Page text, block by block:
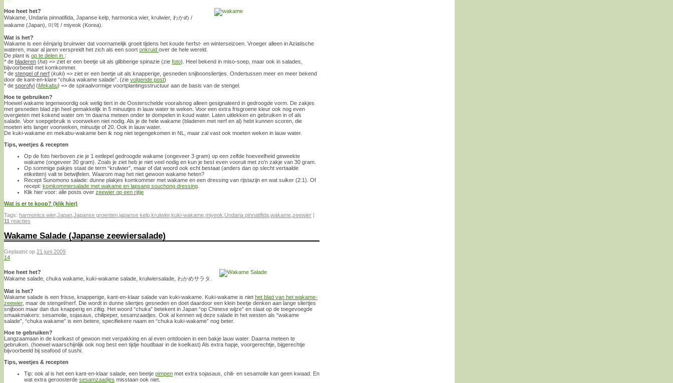
Hoe heet het?
Wakame, Undaria pinnatifida, Japanse kelp, harmonica wier, krulwier, わかめ /
wakame (Japan), 미역 / miyeok (Korea).
Wat is het?
Wakame is een éénjarig bruinwier dat voornamelijk groeit tijdens het koude herfst- en winterseizoen. Vroeger alleen in Aziatische
wateren, maar al jaren verspreidt het zich als een soort onkruid over de hele wereld.
De plant is op te delen in :
* de bladeren (ha) => ziet er een beetje uit als glibberige spinazie (zie foto). Heel bekend in miso-soep, maar ook in salades,
bijvoorbeeld met komkommer.
* de stengel of nerf (kuki) => ziet er een beetje uit als knapperige, gesneden snijboonsliertjes. Ondertussen meer en meer bekend
door de kant-en-klare “chuka wakame salade”. (zie volgende post)
* de sporofyl (Mekabu) => de spiraalvormige voortplantingsstructuur aan de basis van de stengel.
Hoe te gebruiken?
Hoewel wakame tegenwoordig ook welig tiert in de Oosterschelde vooralsnog alleen gesignaleerd in gedroogde vorm. De zakjes
met gesneden blad zijn heel gemakkelijk in 5 minuutjes in lauw water te weken. Voor een extra frisgroene kleur ook nog even
overgieten met kokend water om ‘m daarna meteen onder te dompelen in koud water. Laten uitlekken en gebruiken in of als
salade. Voor soepgebruik is voorweken niet nodig. Als je de hele wakame (bladeren met nerf en al) hebt kunnen scoren, die
moeten iets langer voorweken, minuutje of 20. Ook in lauw water.
De kuki-wakame en mekabu-wakame ben ik nog niet tegengekomen in NL, maar zal vast ook moeten weken in lauw water.
Tips, weetjes & recepten
Op de foto hierboven zie je 1 eetlepel gedroogde wakame (ongeveer 3 gram) op een zelfde hoeveelheid geweekte
wakame (ongeveer 30 gram). Zoals je ziet heb je niet veel nodig en kun je best even vooruit met zo’n zakje van 30 gram.
Op sommige pakjes staat de term “krulwier”, maar of dat woord ook echt bestaat (anders dan op slecht vertaalde
etiketten) valt te betwijfelen. Waarom mag het niet gewoon wakame heten?
Recept Sunomono salade: dunne plakjes komkommer met wakame en een dressing van rijstazijn en wat suiker (2:1). Of
recept: komkommersalade met wakame en lapsang souchong dressing
Klik hier voor: alle posts over zeewier op een rijtje
Wat is er te koop? (klik hier)
Tags: harmonica wier,Japan Japanse groenten japanse kelp krulwier,kuki-wakame miyeok Undaria pinnatifida wakame zeewier |
11 reacties
Wakame Salade (Japanse zeewiersalade)
Geplaatst op 21 juni 2009
14
Hoe heet het?
Wakame salade, chuka wakame, kuki-wakame salade, krulwiersalade, わかめサラタ.
Wat is het?
Wakame salade is een frisse, knapperige, kant-en-klaar salade van kuki-wakame. Kuki-wakame is niet het blad van het wakame-
zeewier, maar de stengel/nerf. Die wordt in dunne sliertjes gesneden en doet daardoor een klein beetje denken aan lange sliertjes
snijboon maar dan dus knapperig en ziltig. Het woord “chuka” betekent in Japan “op Chinese wijze” en slaat op de toegevoegde
smaakmakers: sesamolie, sojasaus, chilipeper, sesamzaadjes. Ook al kennen wij deze salade in het westen als “wakame
salade”, “chuka wakame” is een betere, specifiekere naam en “chuka kuki-wakame” nog beter.
Hoe te gebruiken?
Langzaamaan in de koelkast of gewoon met verpakking en al even ontdooien in een bakje lauw water. Daarna meteen te
gebruiken. (hoewel waarschijnlijk ook nog best een tijdje houdbaar in de koelkast) Als extra hapje, voorgerechtje, bijgerechtje
bijvoorbeeld bij seafood of sushi.
Tips, weetjes & recepten
Tip: ook al is het een kant-en-klaar salade, een beetje pimpen met extra sojasaus, chili- en sesamolie kan geen kwaad. En
wat extra geroosterde sesamzaadjes misstaan ook niet.